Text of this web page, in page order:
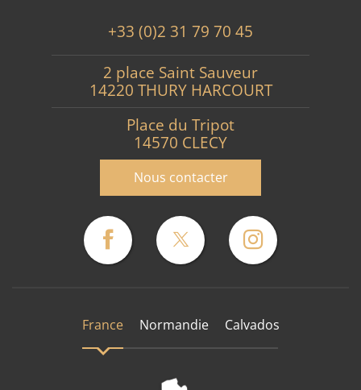
+33 (0)2 31 79 70 45
2 place Saint Sauveur
14220 THURY HARCOURT
Place du Tripot
14570 CLECY
Nous contacter
France Normandie Calvados